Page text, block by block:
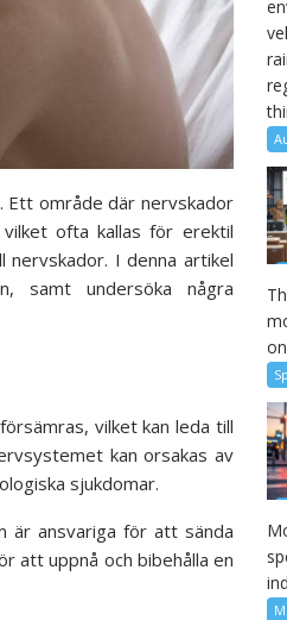
Ett område där nervskador
ofta kallas för erektil
nervskador. I denna artikel
samt undersöka några
vilket kan leda till
kan orsakas av
sjukdomar.
är ansvariga för att sända
att uppnå och bibehålla en